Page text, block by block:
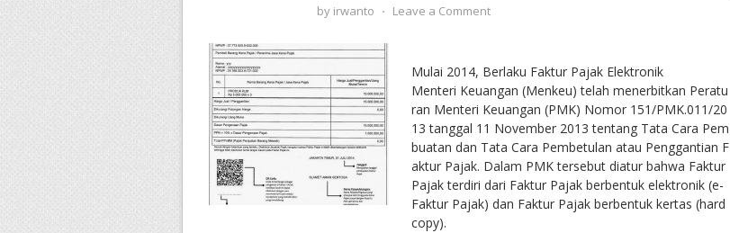
by irwanto ⋅ Leave a Comment
Mulai 2014, Berlaku Faktur Pajak Elektronik
Menteri Keuangan (Menkeu) telah menerbitkan Peratu
ran Menteri Keuangan (PMK) Nomor 151/PMK.011/20
13 tanggal 11 November 2013 tentang Tata Cara Pem
buatan dan Tata Cara Pembetulan atau Penggantian F
aktur Pajak. Dalam PMK tersebut diatur bahwa Faktur
Pajak terdiri dari Faktur Pajak berbentuk elektronik (e-
Faktur Pajak) dan Faktur Pajak berbentuk kertas (hard
copy).